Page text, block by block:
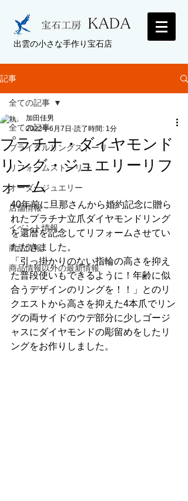
出雲の小さな手作り宝石店
記事
全ての記事
ブライダルリングストーリー
リフォームストーリー
オーダージュエリー
店舗情報
イベント情報
商品情報
商品情報以外の最新情報
全ての記事
プラチナ・ダイヤモンド
リング・ジュエリーリフ
ォーム
加田佳男
2022年6月7日 読了時間: 1分
40年前に旦那さんから婚約記念に贈ら
れたプラチナ立爪ダイヤモンドリング
を還暦を記念してリフォームさせてい
ただきました。
「引っ掛かりのない指輪の高さを抑え
た普段使いもできるように！年齢に似
合うデザインのリングを！！」とのリ
クエストから高さを抑えた4本爪でリン
グの両サイドのウデ部分に少しゴージ
ャスにダイヤモンドの彫留めをしたリ
ングをお作りしました。